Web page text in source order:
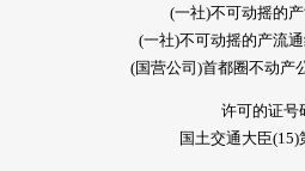
(一社)不可动摇的
(一社)不可动摇的产流
(国营公司)首都圈不动产
许可的证号
国土交通大臣(15)